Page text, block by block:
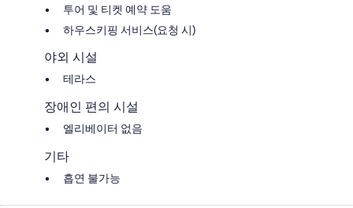
투어 및 티켓 예약 도움
하우스키핑 서비스(요청 시)
야외 시설
테라스
장애인 편의 시설
엘리베이터 없음
기타
흡연 불가능